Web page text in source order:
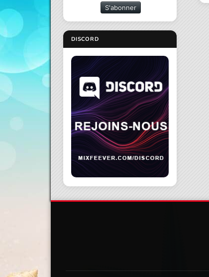
S'abonner
DISCORD